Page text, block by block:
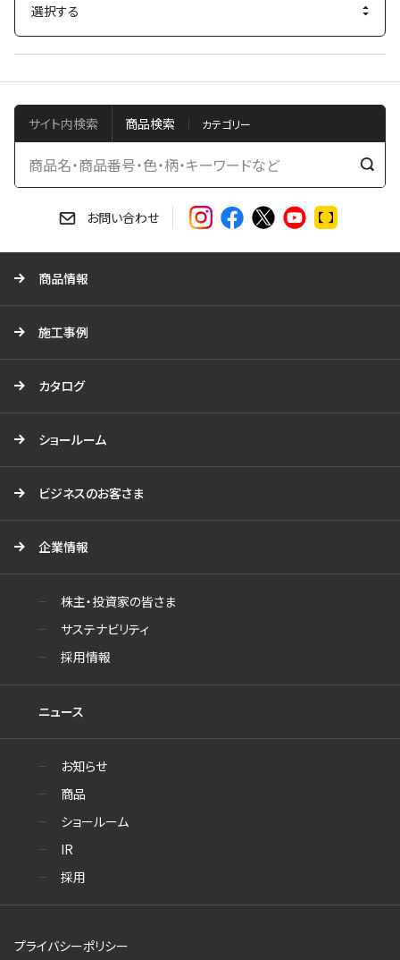
サイト内検索 商品検索
検
お問い合わせ
商品情報
施工事例
カタログ
ショールーム
ビジネスのお客さま
企業情報
株主・投資家の皆さま
サステナビリティ
採用情報
ニュース
お知らせ
商品
ショールーム
IR
採用
プライバシーポリシー